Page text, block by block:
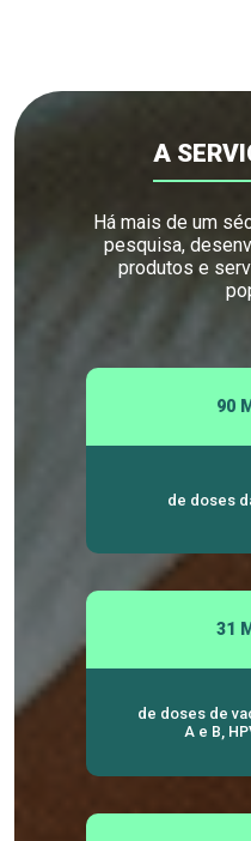
A
Há mais de um
pesquisa,
produtos e
90
de doses
31
de doses de
A e B,